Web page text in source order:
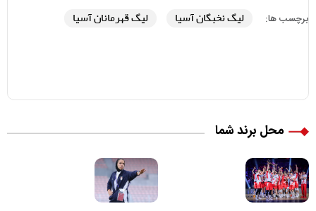
برچسب ها: لیگ نخبگان آسیا لیگ قهرمانان آسیا
محل برند شما